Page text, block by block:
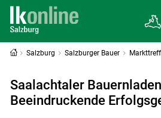
Salzburg Salzburger Bauer Markttreff
Saalachtaler
Beeindruckende